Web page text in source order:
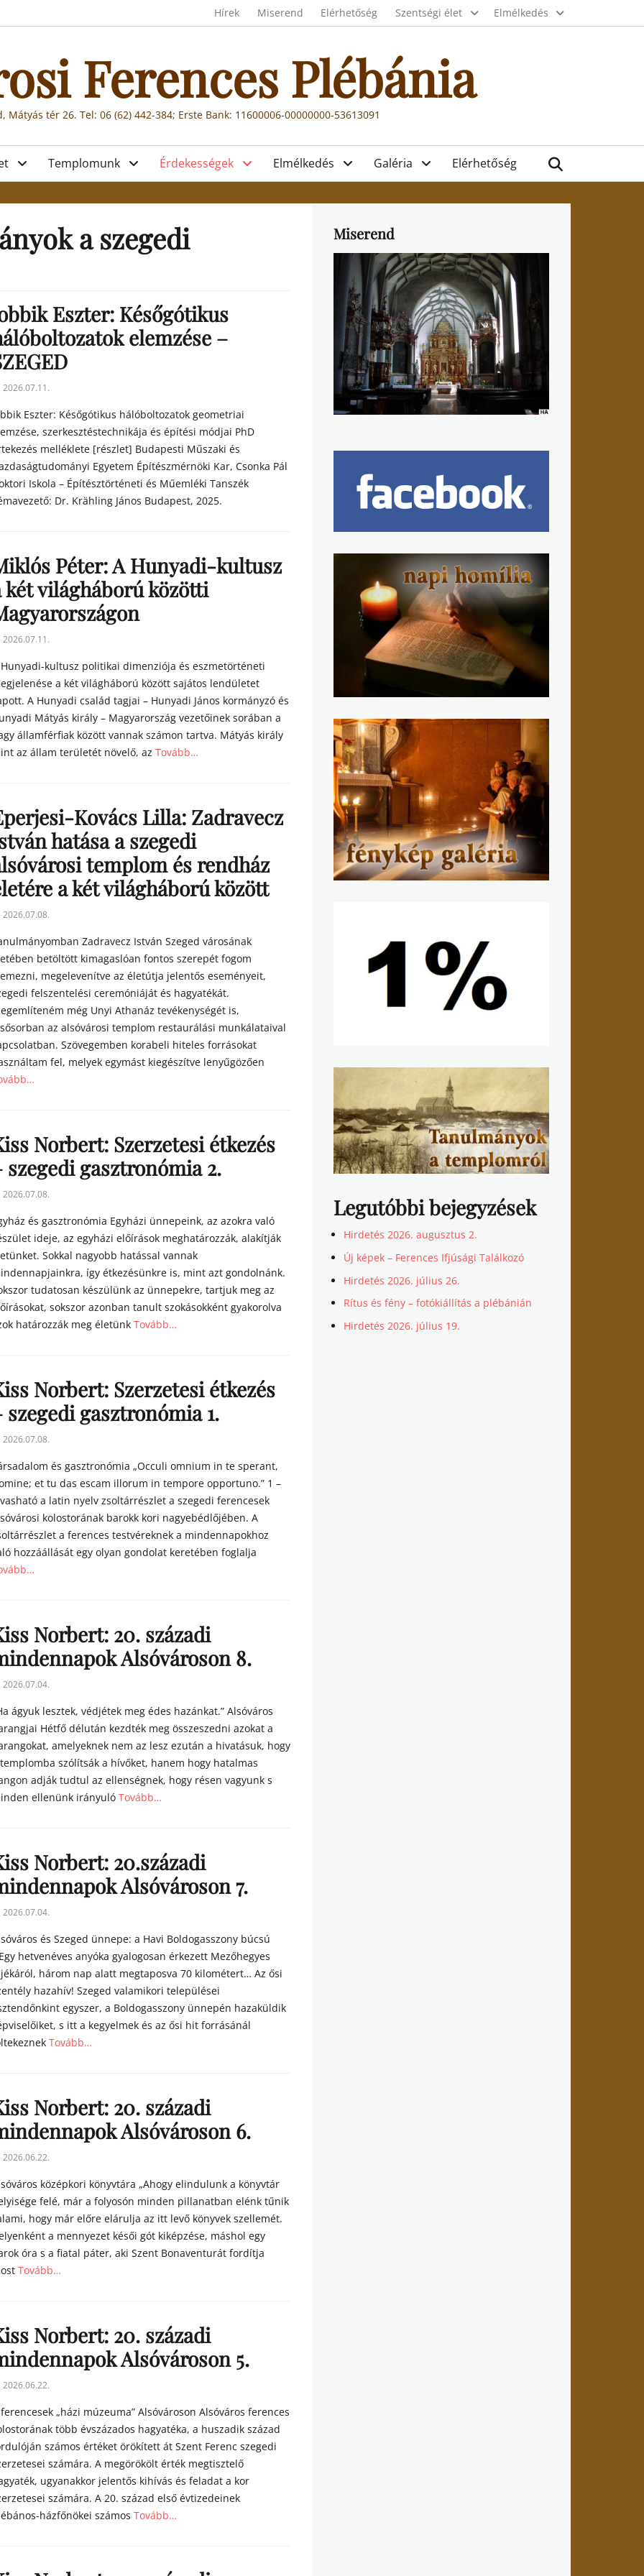
Header menu
Hírek Miserend Elérhetőség Szentségi élet Elmélkedés
Ferences Plébánia
Mátyás tér 26. Tel: 06 (62) 442-384; Erste Bank: 11600006-00000000-53613091
Templomunk Érdekességek Elmélkedés Galéria Elérhetőség
a szegedi
Eszter: Későgótikus
elemzése –
2026.07.11.
Eszter: Későgótikus hálóboltozatok geometriai
szerkesztéstechnikája és építési módjai PhD
melléklete [részlet] Budapesti Műszaki és
Egyetem Építészmérnöki Kar, Csonka Pál
Iskola – Építésztörténeti és Műemléki Tanszék
Dr. Krähling János Budapest, 2025.
Péter: A Hunyadi-kultusz
két világháború közötti
2026.07.11.
kultusz politikai dimenziója és eszmetörténeti
a két világháború között sajátos lendületet
A Hunyadi család tagjai – Hunyadi János kormányzó és
Mátyás király – Magyarország vezetőinek sorában a
államférfiak között vannak számon tartva. Mátyás király
az állam területét növelő, az Tovább…
Kovács Lilla: Zadravecz
hatása a szegedi
templom és rendház
a két világháború között
2026.07.08.
Zadravecz István Szeged városának
betöltött kimagaslóan fontos szerepét fogom
megelevenítve az életútja jelentős eseményeit,
felszentelési ceremóniáját és hagyatékát.
még Unyi Athanáz tevékenységét is,
az alsóvárosi templom restaurálási munkálataival
Szövegemben korabeli hiteles forrásokat
fel, melyek egymást kiegészítve lenyűgözően
Norbert: Szerzetesi étkezés
szegedi gasztronómia 2.
2026.07.08.
és gasztronómia Egyházi ünnepeink, az azokra való
ideje, az egyházi előírások meghatározzák, alakítják
Sokkal nagyobb hatással vannak
így étkezésünkre is, mint azt gondolnánk.
tudatosan készülünk az ünnepekre, tartjuk meg az
sokszor azonban tanult szokásokként gyakorolva
határozzák meg életünk Tovább…
Norbert: Szerzetesi étkezés
szegedi gasztronómia 1.
2026.07.08.
és gasztronómia „Occuli omnium in te sperant,
et tu das escam illorum in tempore opportuno.” 1 –
a latin nyelv zsoltárrészlet a szegedi ferencesek
kolostorának barokk kori nagyebédlőjében. A
a ferences testvéreknek a mindennapokhoz
hozzáállását egy olyan gondolat keretében foglalja
Norbert: 20. századi
Alsóvároson 8.
2026.07.04.
ágyuk lesztek, védjétek meg édes hazánkat.” Alsóváros
Hétfő délután kezdték meg összeszedni azokat a
amelyeknek nem az lesz ezután a hivatásuk, hogy
szólítsák a hívőket, hanem hogy hatalmas
adják tudtul az ellenségnek, hogy résen vagyunk s
ellenünk irányuló Tovább…
Norbert: 20.századi
Alsóvároson 7.
2026.07.04.
és Szeged ünnepe: a Havi Boldogasszony búcsú
hetvenéves anyóka gyalogosan érkezett Mezőhegyes
három nap alatt megtaposva 70 kilométert… Az ősi
hazahív! Szeged valamikori települései
egyszer, a Boldogasszony ünnepén hazaküldik
s itt a kegyelmek és az ősi hit forrásánál
Tovább…
Norbert: 20. századi
Alsóvároson 6.
2026.06.22.
középkori könyvtára „Ahogy elindulunk a könyvtár
felé, már a folyosón minden pillanatban elénk tűnik
hogy már előre elárulja az itt levő könyvek szellemét.
a mennyezet késői gót kiképzése, máshol egy
óra s a fiatal páter, aki Szent Bonaventurát fordítja
Tovább…
Norbert: 20. századi
Alsóvároson 5.
2026.06.22.
„házi múzeuma” Alsóvároson Alsóváros ferences
több évszázados hagyatéka, a huszadik század
számos értéket örökített át Szent Ferenc szegedi
számára. A megörökölt érték megtisztelő
ugyanakkor jelentős kihívás és feladat a kor
számára. A 20. század első évtizedeinek
házfőnökei számos Tovább…
Miserend
Legutóbbi bejegyzések
Hirdetés 2026. augusztus 2.
Új képek – Ferences Ifjúsági Találkozó
Hirdetés 2026. július 26.
Rítus és fény – fotókiállítás a plébánián
Hirdetés 2026. július 19.